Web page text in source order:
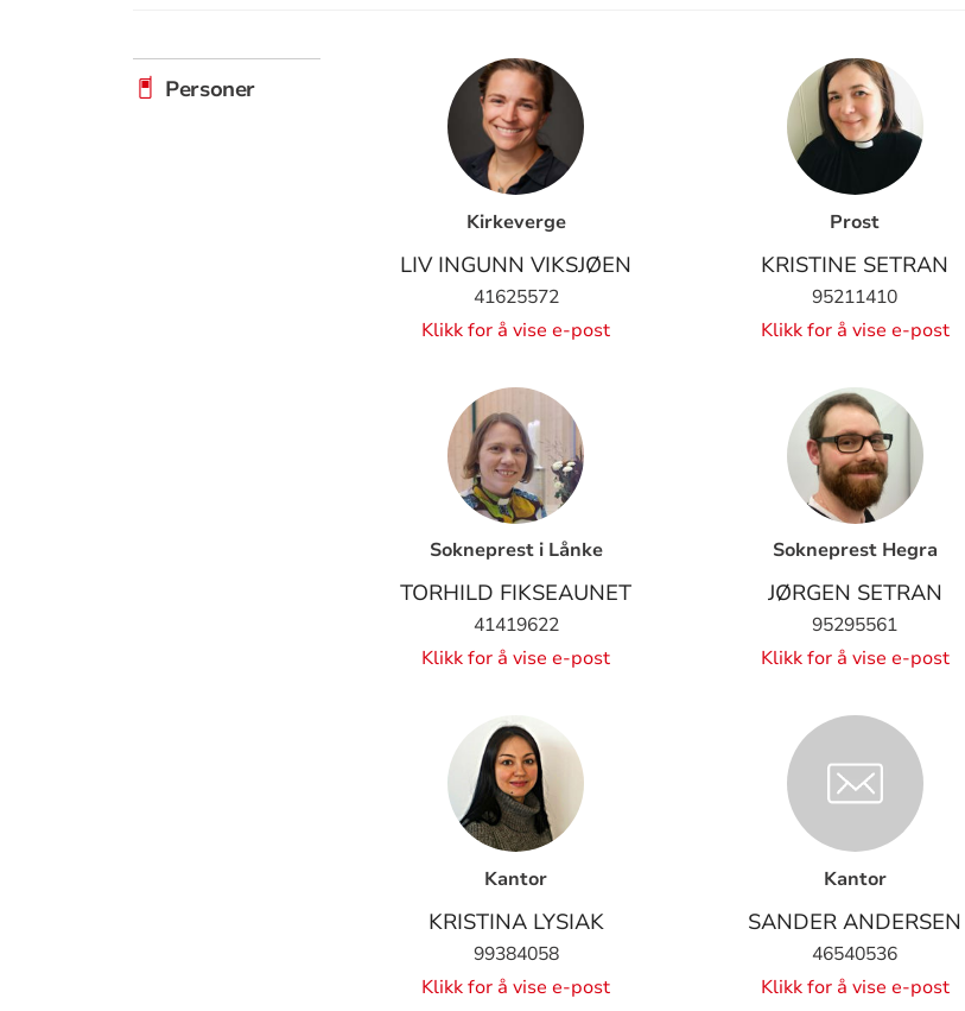
Personer
Kirkeverge
LIV INGUNN VIKSJØEN
41625572
Klikk for å vise e-post
Prost
KRISTINE SETRAN
95211410
Klikk for å vise e-post
Sokneprest i Lånke
TORHILD FIKSEAUNET
41419622
Klikk for å vise e-post
Sokneprest Hegra
JØRGEN SETRAN
95295561
Klikk for å vise e-post
Kantor
KRISTINA LYSIAK
99384058
Klikk for å vise e-post
Kantor
SANDER ANDERSEN
46540536
Klikk for å vise e-post